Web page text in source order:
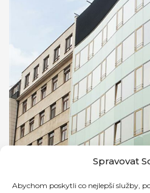
Spravovat
Abychom poskytli co nejlepší služby,